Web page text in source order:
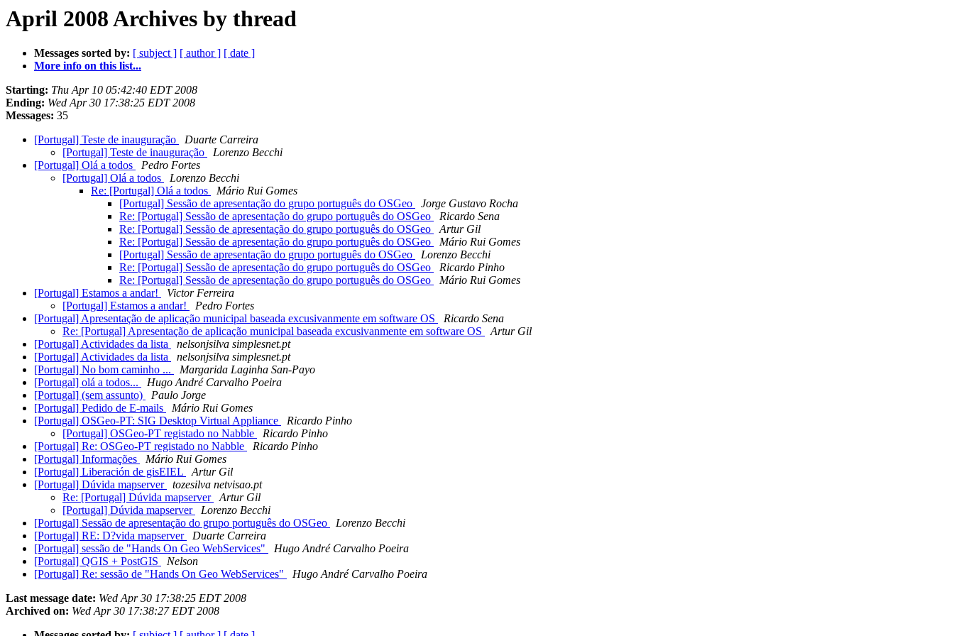
April 2008 Archives by thread
Messages sorted by: [ subject ] [ author ] [ date ]
More info on this list...
Starting: Thu Apr 10 05:42:40 EDT 2008
Ending: Wed Apr 30 17:38:25 EDT 2008
Messages: 35
[Portugal] Teste de inauguração
Duarte Carreira
[Portugal] Teste de inauguração
Lorenzo Becchi
[Portugal] Olá a todos
Pedro Fortes
[Portugal] Olá a todos
Lorenzo Becchi
Re: [Portugal] Olá a todos
Mário Rui Gomes
[Portugal] Sessão de apresentação do grupo português do OSGeo
Jorge Gustavo Rocha
Re: [Portugal] Sessão de apresentação do grupo português do OSGeo
Ricardo Sena
Re: [Portugal] Sessão de apresentação do grupo português do OSGeo
Artur Gil
Re: [Portugal] Sessão de apresentação do grupo português do OSGeo
Mário Rui Gomes
[Portugal] Sessão de apresentação do grupo português do OSGeo
Lorenzo Becchi
Re: [Portugal] Sessão de apresentação do grupo português do OSGeo
Ricardo Pinho
Re: [Portugal] Sessão de apresentação do grupo português do OSGeo
Mário Rui Gomes
[Portugal] Estamos a andar!
Victor Ferreira
[Portugal] Estamos a andar!
Pedro Fortes
[Portugal] Apresentação de aplicação municipal baseada excusivanmente em software OS
Ricardo Sena
Re: [Portugal] Apresentação de aplicação municipal baseada excusivanmente em software OS
Artur Gil
[Portugal] Actividades da lista
nelsonjsilva simplesnet.pt
[Portugal] Actividades da lista
nelsonjsilva simplesnet.pt
[Portugal] No bom caminho ...
Margarida Laginha San-Payo
[Portugal] olá a todos...
Hugo André Carvalho Poeira
[Portugal] (sem assunto)
Paulo Jorge
[Portugal] Pedido de E-mails
Mário Rui Gomes
[Portugal] OSGeo-PT: SIG Desktop Virtual Appliance
Ricardo Pinho
[Portugal] OSGeo-PT registado no Nabble
Ricardo Pinho
[Portugal] Re: OSGeo-PT registado no Nabble
Ricardo Pinho
[Portugal] Informações
Mário Rui Gomes
[Portugal] Liberación de gisEIEL
Artur Gil
[Portugal] Dúvida mapserver
tozesilva netvisao.pt
Re: [Portugal] Dúvida mapserver
Artur Gil
[Portugal] Dúvida mapserver
Lorenzo Becchi
[Portugal] Sessão de apresentação do grupo português do OSGeo
Lorenzo Becchi
[Portugal] RE: D?vida mapserver
Duarte Carreira
[Portugal] sessão de "Hands On Geo WebServices"
Hugo André Carvalho Poeira
[Portugal] QGIS + PostGIS
Nelson
[Portugal] Re: sessão de "Hands On Geo WebServices"
Hugo André Carvalho Poeira
Last message date: Wed Apr 30 17:38:25 EDT 2008
Archived on: Wed Apr 30 17:38:27 EDT 2008